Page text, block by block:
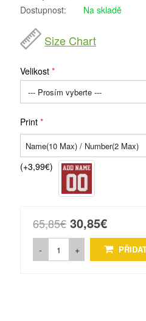
Dostupnost:
Na skladě
Size Chart
Velikost
Print
(+3,99€)
65,85€ 30,85€
- +